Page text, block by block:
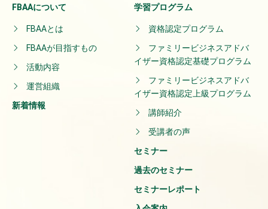
FBAAについて
FBAAとは
FBAAが目指すもの
活動内容
運営組織
新着情報
学習プログラム
資格認定プログラム
ファミリービジネスアドバ
イザー資格認定基礎プログラム
ファミリービジネスアドバ
イザー資格認定上級プログラム
講師紹介
受講者の声
セミナー
過去のセミナー
セミナーレポート